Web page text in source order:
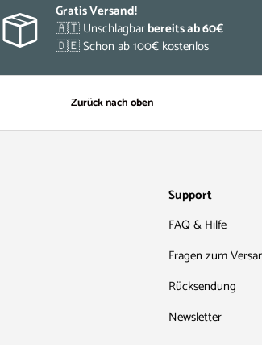
Gratis Versand!
🇦🇹 Unschlagbarbereits ab 60€
🇩🇪 Schon ab 100€ kostenlos
Zurück nach oben
Support
FAQ & Hilfe
Fragen zum
Rücksendung
Newsletter